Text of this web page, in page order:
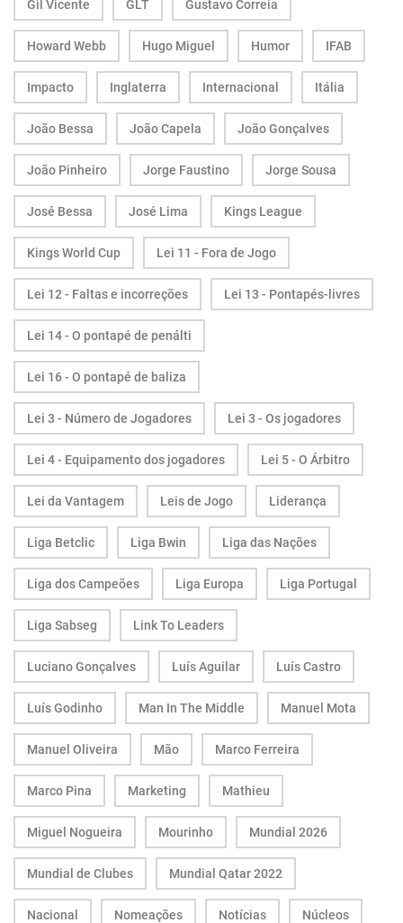
Gil Vicente GLT Gustavo Correia
Howard Webb Hugo Miguel Humor IFAB
Impacto Inglaterra Internacional Itália
João Bessa João Capela João Gonçalves
João Pinheiro Jorge Faustino Jorge Sousa
José Bessa José Lima Kings League
Kings World Cup Lei 11 - Fora de Jogo
Lei 12 - Faltas e incorreções Lei 13 - Pontapés-livres
Lei 14 - O pontapé de penálti
Lei 16 - O pontapé de baliza
Lei 3 - Número de Jogadores Lei 3 - Os jogadores
Lei 4 - Equipamento dos jogadores Lei 5 - O Árbitro
Lei da Vantagem Leis de Jogo Liderança
Liga Betclic Liga Bwin Liga das Nações
Liga dos Campeões Liga Europa Liga Portugal
Liga Sabseg Link To Leaders
Luciano Gonçalves Luís Aguilar Luís Castro
Luís Godinho Man In The Middle Manuel Mota
Manuel Oliveira Mão Marco Ferreira
Marco Pina Marketing Mathieu
Miguel Nogueira Mourinho Mundial 2026
Mundial de Clubes Mundial Qatar 2022
Nacional Nomeações Notícias Núcleos